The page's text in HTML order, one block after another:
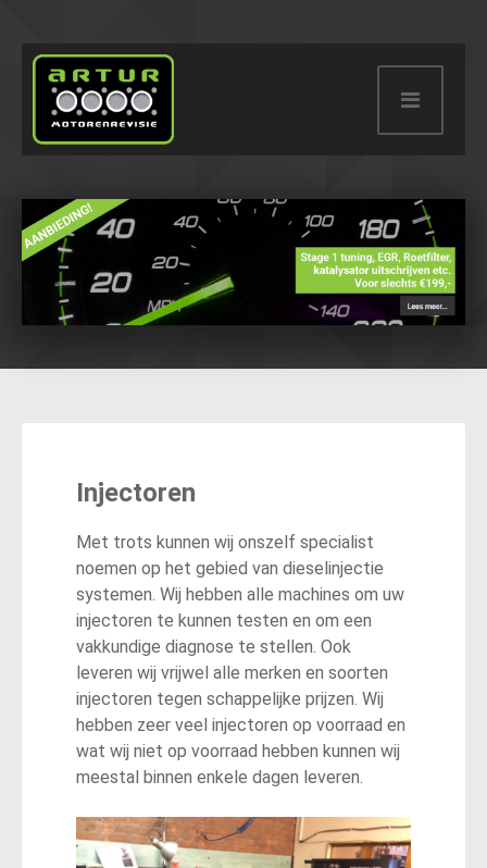
Injectoren
Met trots kunnen wij onszelf specialist
noemen op het gebied van dieselinjectie
systemen. Wij hebben alle machines om uw
injectoren te kunnen testen en om een
vakkundige diagnose te stellen. Ook
leveren wij vrijwel alle merken en soorten
injectoren tegen schappelijke prijzen. Wij
hebben zeer veel injectoren op voorraad en
wat wij niet op voorraad hebben kunnen wij
meestal binnen enkele dagen leveren.